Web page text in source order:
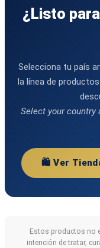
¿Listo
Selecciona tu país
la línea de
Select your country
🛍️ Ver
Estos productos no
intención de tratar,